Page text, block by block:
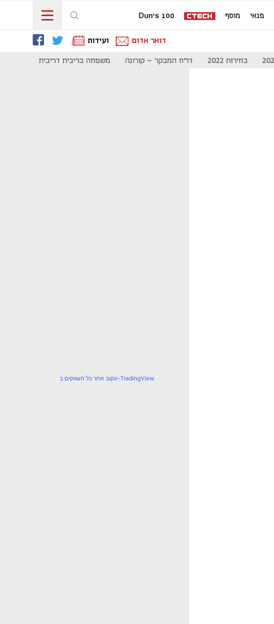
פנאי מוסף Dun's 100
דואר אדום ועידות
בחירות 2022 דו"ח המבקר - קורונה משפחה בריבית דריבית
עקוב אחר כל השווקים ב-TradingView